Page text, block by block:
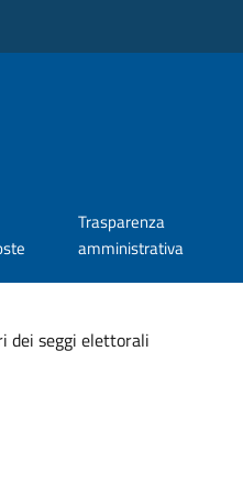
Trasparenza
amministrativa
dei seggi elettorali